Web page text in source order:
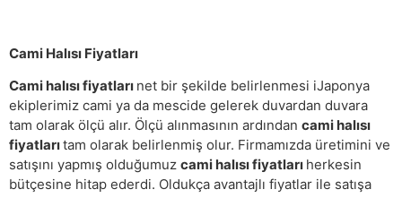
Cami Halısı Fiyatları
Cami halısı fiyatları net bir şekilde belirlenmesi iJaponya
ekiplerimiz cami ya da mescide gelerek duvardan duvara
tam olarak ölçü alır. Ölçü alınmasının ardından cami halısı
fiyatlarıtam olarak belirlenmiş olur. Firmamızda üretimini ve
satışını yapmış olduğumuz cami halısı fiyatları herkesin
bütçesine hitap ederdi. Oldukça avantajlı fiyatlar ile satışa